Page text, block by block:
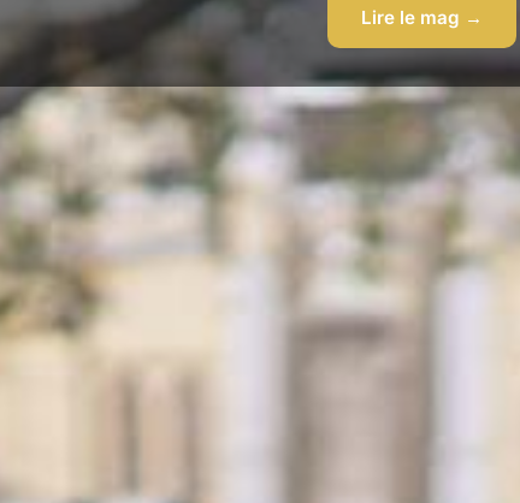
Lire le mag →